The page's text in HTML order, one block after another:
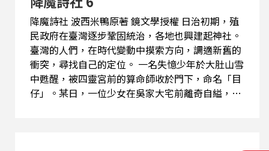
降魔詩社 波西米鴨原著 鏡文學授權 日治初期，殖
民政府在臺灣逐步鞏固統治，各地也興建起神社。
臺灣的人們，在時代變動中摸索方向，調適新舊的
衝突，尋找自己的定位。 一名失憶少年於大肚山雪
中甦醒，被四靈宮前的算命師收於門下，命名「目
仔」。某日，一位少女在吳家大宅前離奇自縊，目